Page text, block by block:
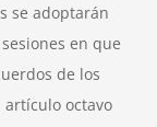
se adoptarán
en que
de los
octavo